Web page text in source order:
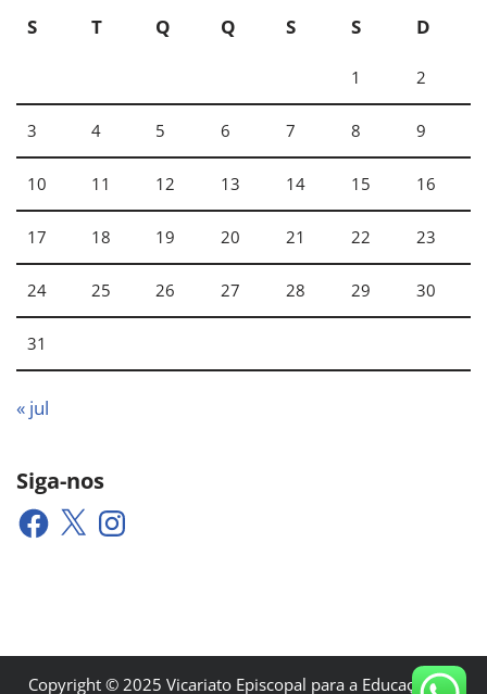
S
T Q Q S S D
1 2
3 4 5 6 7 8 9
10 11 12 13 14 15 16
17 18 19 20 21 22 23
24 25 26 27 28 29 30
31
« jul
Siga-nos
Copyright © 2025 Vicariato Episcopal para a Educação e a